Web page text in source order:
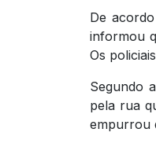
De
informou
Os
Segundo
pela rua
empurrou